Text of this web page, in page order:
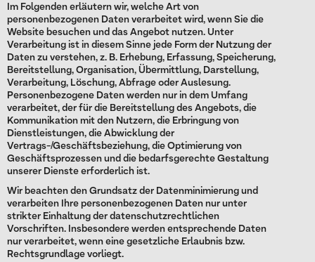
Im Folgenden erläutern wir, welche Art von
personenbezogenen Daten verarbeitet wird, wenn Sie die
Website besuchen und das Angebot nutzen. Unter
Verarbeitung ist in diesem Sinne jede Form der Nutzung der
Daten zu verstehen, z. B. Erhebung, Erfassung, Speicherung,
Bereitstellung, Organisation, Übermittlung, Darstellung,
Verarbeitung, Löschung, Abfrage oder Auslesung.
Personenbezogene Daten werden nur in dem Umfang
verarbeitet, der für die Bereitstellung des Angebots, die
Kommunikation mit den Nutzern, die Erbringung von
Dienstleistungen, die Abwicklung der
Vertrags-/Geschäftsbeziehung, die Optimierung von
Geschäftsprozessen und die bedarfsgerechte Gestaltung
unserer Dienste erforderlich ist.
Wir beachten den Grundsatz der Datenminimierung und
verarbeiten Ihre personenbezogenen Daten nur unter
strikter Einhaltung der datenschutzrechtlichen
Vorschriften. Insbesondere werden entsprechende Daten
nur verarbeitet, wenn eine gesetzliche Erlaubnis bzw.
Rechtsgrundlage vorliegt.